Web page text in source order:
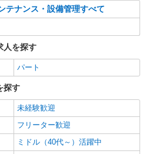
テナンス・設備管理すべて
人を探す
パート
探す
未経験歓迎
フリーター歓迎
ミドル（40代～）活躍中